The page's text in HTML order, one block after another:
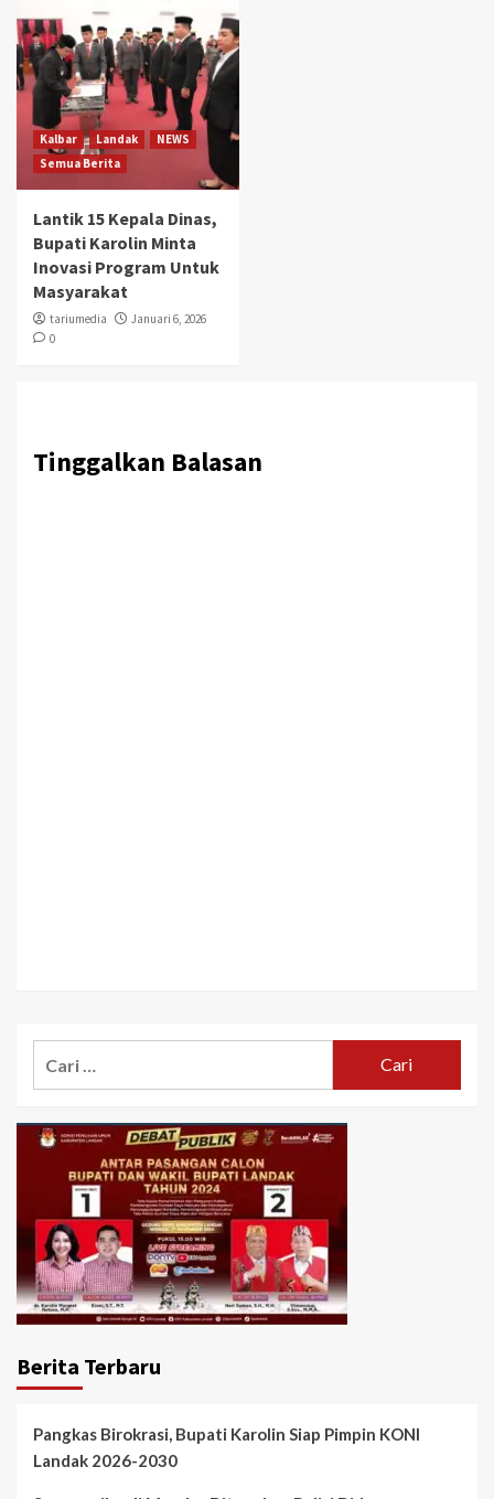
Kalbar Landak
NEWS
Semua Berita
Lantik 15 Kepala Dinas,
Bupati Karolin Minta
Inovasi Program Untuk
Masyarakat
tariumedia
Januari 6, 2026
0
Tinggalkan Balasan
Berita Terbaru
Pangkas Birokrasi, Bupati Karolin Siap Pimpin KONI
Landak 2026-2030